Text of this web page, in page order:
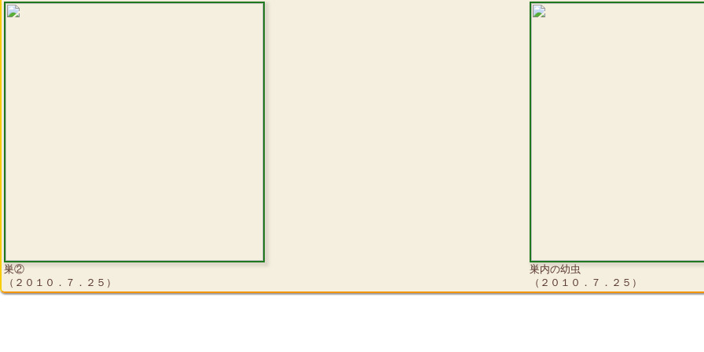
巣②
（２０１０．７．２５）
巣内の幼虫
（２０１０．７．２５）